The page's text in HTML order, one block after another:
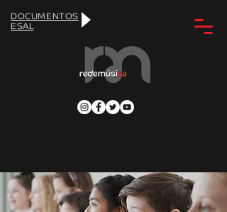
DOCUMENTOS
ESAL